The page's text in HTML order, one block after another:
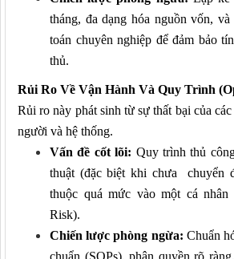
tháng, đa dạng hóa nguồn vốn,
toán chuyên nghiệp để đảm bảo
thủ.
Rủi Ro Về Vận Hành Và Quy Trình
Rủi ro này phát sinh từ sự thất bại của
người và hệ thống.
Vấn đề cốt lõi: Quy trình thủ
thuật (đặc biệt khi chưa chuyển
thuộc quá mức vào một cá
Risk).
Chiến lược phòng ngừa: Chuẩn
chuẩn (SOPs), phân quyền rõ